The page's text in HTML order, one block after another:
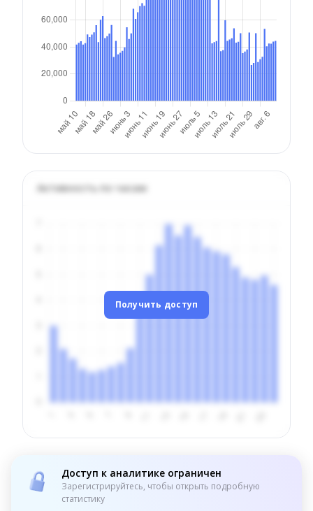
Активность по часам
Получить доступ
Доступ к аналитике ограничен
Зарегистрируйтесь, чтобы открыть подробную
статистику